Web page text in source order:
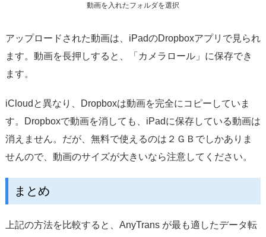
動画を入れたフォルダを選択
アップロードされた動画は、iPadのDropboxアプリで見られ
ます。動画を長押しすると、「カメラロール」に保存でき
ます。
iCloudと異なり、Dropboxは動画を完全にコピーしていま
す。Dropboxで動画を消しても、iPadに保存している動画は
消えません。だが、無料で使えるのは２ＧＢでしかありま
せんので、動画のサイズが大きいなら注意してください。
まとめ
上記の方法を比較すると、AnyTrans が最も適したデータ転